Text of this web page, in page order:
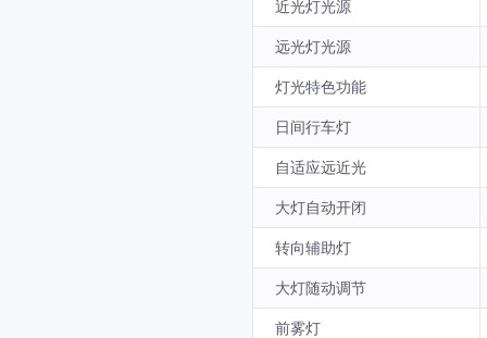
近光灯光源
远光灯光源
灯光特色功能
日间行车灯
自适应远近光
大灯自动开闭
转向辅助灯
大灯随动调节
前雾灯